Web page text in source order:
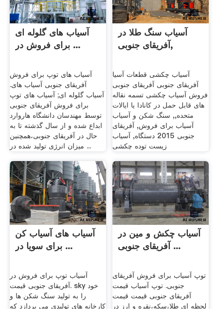
آسیاب های گلوله ای
برای فروش در ...
آسیاب های توپ برای فروش
آفریقای جنوبی آسیاب های.
آسیاب گلوله ای; آسیاب های توپ
برای فروش آفریقای جنوبی
توسط مهندسان دانشگاه هاروارد
ابداع شده و از سال گذشته تا به
حال در آفریقای جنوبی،همچنین
میزان انرژی تولید شده در ...
آسیاب سنگ طلا در
آفریقای جنوبی,
آسیاب چکشی قطعات آسیا
آفریقای جنوبی آفریقای جنوبی
فروش آسیاب چکشی تسمه نقاله
های قابل حمل در کانادا یا ایالات
متحده,, سنگ شکن و آسیاب
آسیاب برای فروش, آفریقای
جنوبی 2015 دستگاه, آسیاب
زیست توده چکشی
آسیاب های آسیاب کن
برای سویا در ...
آسیاب توپ برای فروش در
آفریقای جنوبی قیمت. sky خود
را به تولید سنگ شکن ها و
کارخانه های تولیدی می پردازد که
آسیاب چکش و مین در
آفریقای جنوبی ...
توپ آسیاب برای فروش آفریقای
جنوبی. توپ آسیاب قیمت
آفریقای جنوبی قیمت قیمت
لحظه ای طلا،سکه،نقره و ارز در